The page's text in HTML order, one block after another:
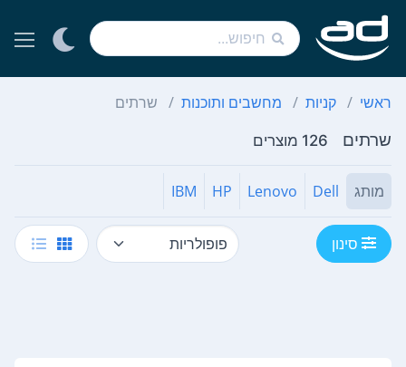
ראשי קניות מחשבים ותוכנות שרתים
שרתים 126 מוצרים
מותג Dell
Lenovo
HP
IBM
סינון